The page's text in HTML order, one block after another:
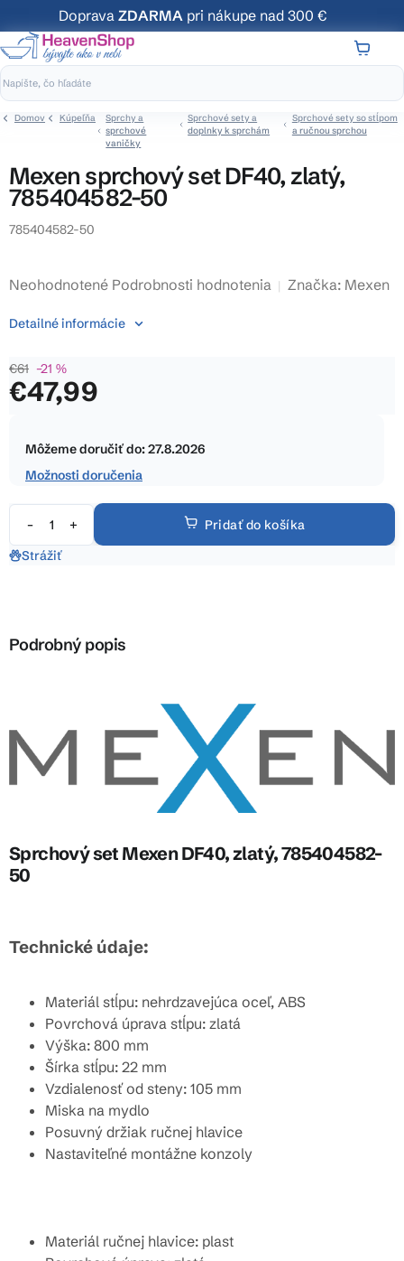
na
obsah
Doprava ZDARMA pri nákupe nad 300 €
Domov Kúpeľňa
Sprchy a
sprchové
vaničky
Sprchové sety a
doplnky k sprchám
Sprchové sety so stĺpom
a ručnou sprchou
Mexen sprchový set DF40, zlatý,
785404582-50
785404582-50
Priemerné
produktu
0,0
z
Neohodnotené Podrobnosti hodnotenia Značka: Mexen
€61 –21 %
€47,99
cena:
Môžeme doručiť do:27.8.2026
Možnosti doručenia
Pridať do košíka
Detailné informácie
Strážiť
Podrobný popis
Sprchový set Mexen DF40, zlatý, 785404582-
50
Technické údaje:
Materiál stĺpu: nehrdzavejúca oceľ, ABS
Povrchová úprava stĺpu: zlatá
Výška: 800 mm
Šírka stĺpu: 22 mm
Vzdialenosť od steny: 105 mm
Miska na mydlo
Posuvný držiak ručnej hlavice
Nastaviteľné montážne konzoly
Materiál ručnej hlavice: plast